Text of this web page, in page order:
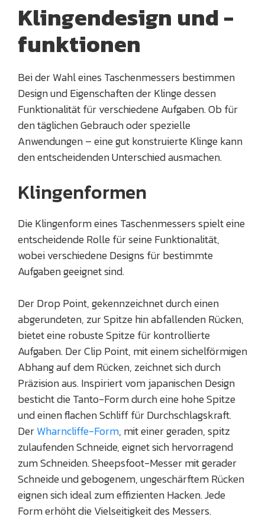
Klingendesign und -
funktionen
Bei der Wahl eines Taschenmessers bestimmen
Design und Eigenschaften der Klinge dessen
Funktionalität für verschiedene Aufgaben. Ob für
den täglichen Gebrauch oder spezielle
Anwendungen – eine gut konstruierte Klinge kann
den entscheidenden Unterschied ausmachen.
Klingenformen
Die Klingenform eines Taschenmessers spielt eine
entscheidende Rolle für seine Funktionalität,
wobei verschiedene Designs für bestimmte
Aufgaben geeignet sind.
Der Drop Point, gekennzeichnet durch einen
abgerundeten, zur Spitze hin abfallenden Rücken,
bietet eine robuste Spitze für kontrollierte
Aufgaben. Der Clip Point, mit einem sichelförmigen
Abhang auf dem Rücken, zeichnet sich durch
Präzision aus. Inspiriert vom japanischen Design
besticht die Tanto-Form durch eine hohe Spitze
und einen flachen Schliff für Durchschlagskraft.
DerWharncliffe-Form, mit einer geraden, spitz
zulaufenden Schneide, eignet sich hervorragend
zum Schneiden. Sheepsfoot-Messer mit gerader
Schneide und gebogenem, ungeschärftem Rücken
eignen sich ideal zum effizienten Hacken. Jede
Form erhöht die Vielseitigkeit des Messers.